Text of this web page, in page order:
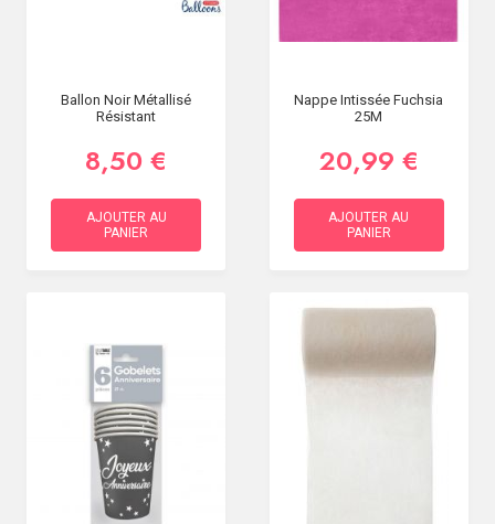
Ballon Noir Métallisé
Résistant
8,50 €
AJOUTER AU
PANIER
Nappe Intissée Fuchsia
25M
20,99 €
AJOUTER AU
PANIER